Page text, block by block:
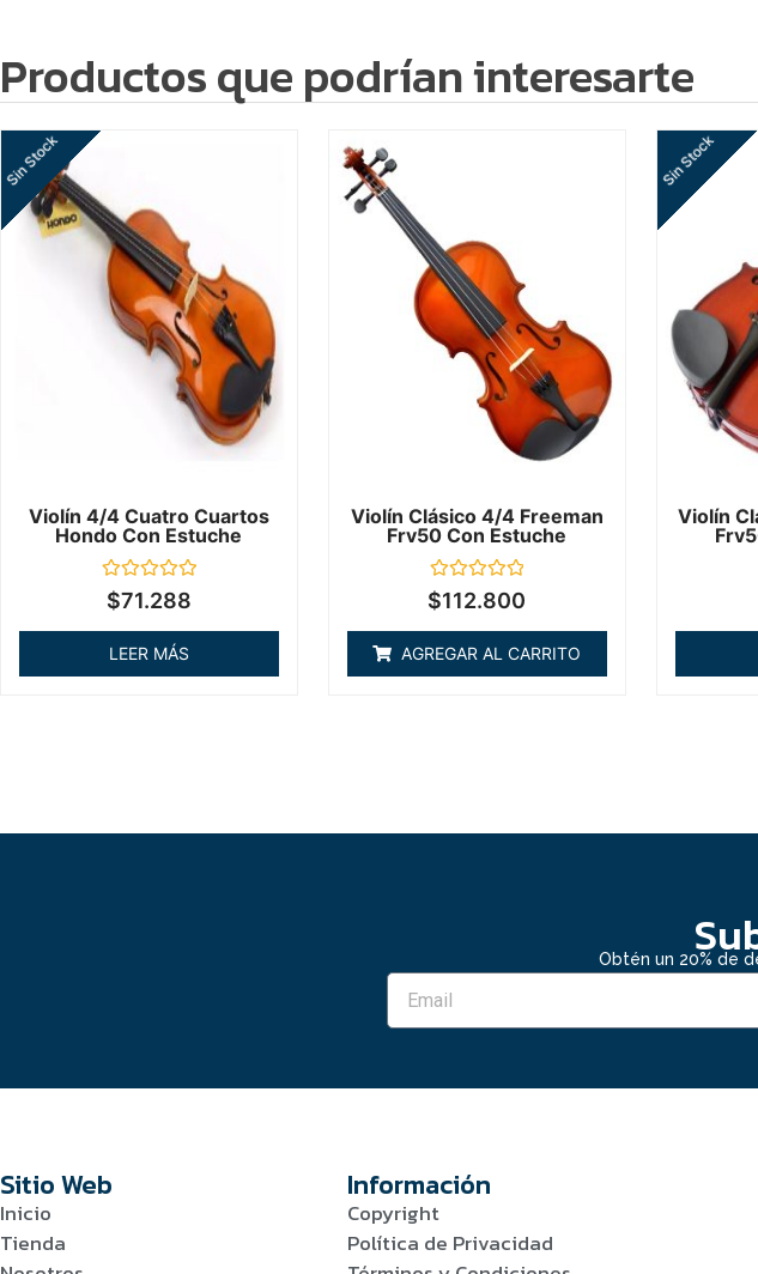
Productos que podrían interesarte
Violín 4/4 Cuatro Cuartos
Hondo Con Estuche
Valorado
en
5
Sin Stock
$71.288
LEER MÁS
Violín Clásico 4/4 Freeman
Frv50 Con Estuche
Valorado
en
5
$112.800
AGREGAR AL CARRITO
Violín
Sin Stock
Obtén un 20% de
Sitio Web
Inicio
Tienda
Información
Copyright
Política de Privacidad